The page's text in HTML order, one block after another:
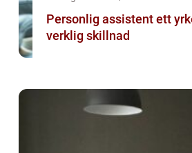
Personlig assistent ett yrke som gör
verklig skillnad